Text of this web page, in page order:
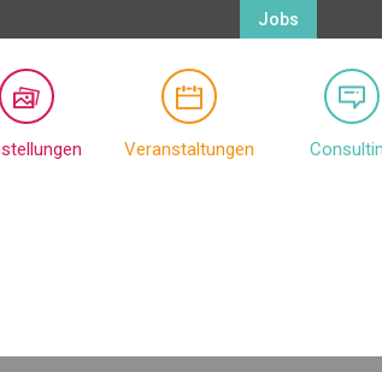
Jobs
Veranstaltungen